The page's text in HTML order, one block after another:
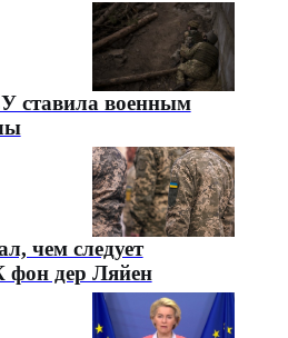
ставила военным
чем следует
фон дер Ляйен